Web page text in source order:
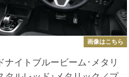
画像はこちら
イトブルービーム･メタリ